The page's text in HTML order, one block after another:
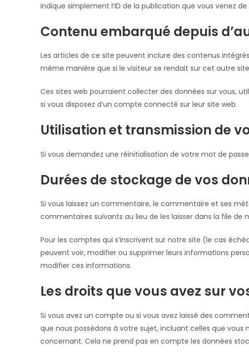
indique simplement l’ID de la publication que vous venez
Contenu embarqué depuis
Les articles de ce site peuvent inclure des contenus
même manière que si le visiteur se rendait sur cet autre
Ces sites web pourraient collecter des données sur vous,
si vous disposez d’un compte connecté sur leur site web.
Utilisation et transmission de
Si vous demandez une réinitialisation de votre mot de
Durées de stockage de vos
Si vous laissez un commentaire, le commentaire et ses
commentaires suivants au lieu de les laisser dans la file de
Pour les comptes qui s’inscrivent sur notre site (le cas
peuvent voir, modifier ou supprimer leurs informations
modifier ces informations.
Les droits que vous avez sur
Si vous avez un compte ou si vous avez laissé des
que nous possédons à votre sujet, incluant celles que
concernant. Cela ne prend pas en compte les données